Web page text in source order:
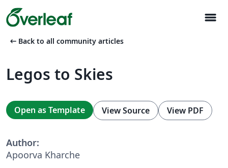
menu
arrow_left_alt Back to all community articles
Legos to Skies
Open as Template View Source View PDF
Author:
Apoorva Kharche